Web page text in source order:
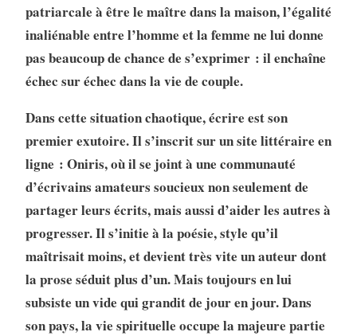
patriarcale à être le maître dans la maison, l’égalité
inaliénable entre l’homme et la femme ne lui donne
pas beaucoup de chance de s’exprimer : il enchaîne
échec sur échec dans la vie de couple.
Dans cette situation chaotique, écrire est son
premier exutoire. Il s’inscrit sur un site littéraire en
ligne : Oniris, où il se joint à une communauté
d’écrivains amateurs soucieux non seulement de
partager leurs écrits, mais aussi d’aider les autres à
progresser. Il s’initie à la poésie, style qu’il
maîtrisait moins, et devient très vite un auteur dont
la prose séduit plus d’un. Mais toujours en lui
subsiste un vide qui grandit de jour en jour. Dans
son pays, la vie spirituelle occupe la majeure partie